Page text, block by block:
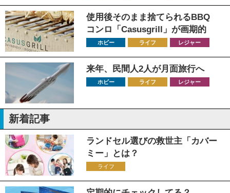
使用後そのまま捨てられるBBQ
コンロ「Casusgrill」が画期的
ホビー ライフ レジャー
来年、民間人2人が月面旅行へ
ホビー ライフ レジャー
新着記事
ランドセル選びの救世主「カバー
ミー」とは？
ライフ